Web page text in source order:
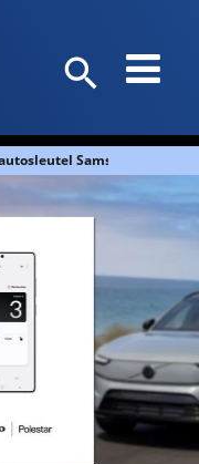
Samsung Wallet